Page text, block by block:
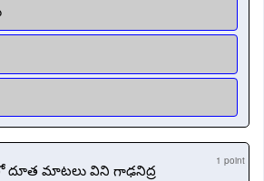
దూత మాటలు విని గాఢనిద్ర
1 point